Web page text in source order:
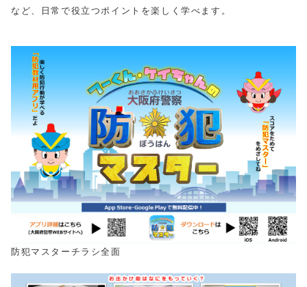
など、日常で役立つポイントを楽しく学べます。
防犯マスターチラシ全面